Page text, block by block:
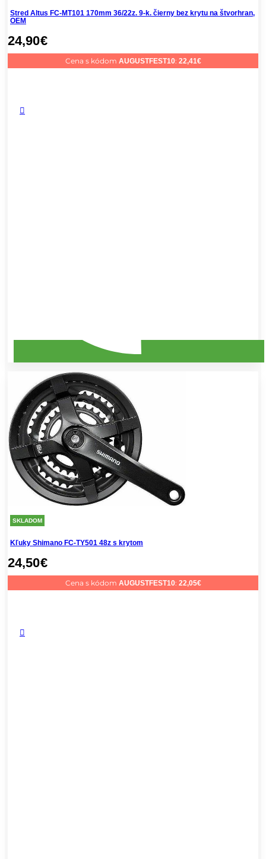
Stred Altus FC-MT101 170mm 36/22z. 9-k. čierny bez krytu na štvorhran,
OEM
24,90€
Cena s kódom AUGUSTFEST10: 22,41€
SKLADOM
Kľuky Shimano FC-TY501 48z s krytom
24,50€
Cena s kódom AUGUSTFEST10: 22,05€